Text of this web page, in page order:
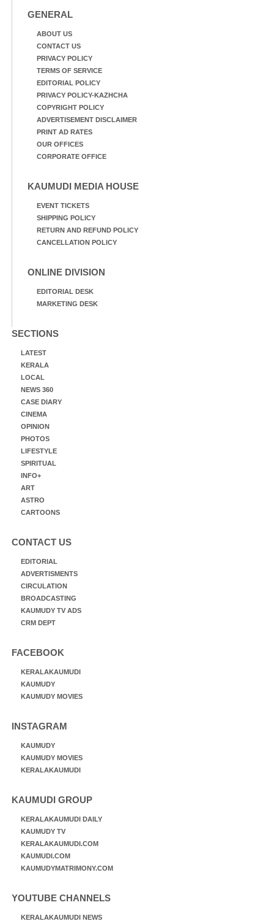
GENERAL
ABOUT US
CONTACT US
PRIVACY POLICY
TERMS OF SERVICE
EDITORIAL POLICY
PRIVACY POLICY-KAZHCHA
COPYRIGHT POLICY
ADVERTISEMENT DISCLAIMER
PRINT AD RATES
OUR OFFICES
CORPORATE OFFICE
KAUMUDI MEDIA HOUSE
EVENT TICKETS
SHIPPING POLICY
RETURN AND REFUND POLICY
CANCELLATION POLICY
ONLINE DIVISION
EDITORIAL DESK
MARKETING DESK
SECTIONS
LATEST
KERALA
LOCAL
NEWS 360
CASE DIARY
CINEMA
OPINION
PHOTOS
LIFESTYLE
SPIRITUAL
INFO+
ART
ASTRO
CARTOONS
CONTACT US
EDITORIAL
ADVERTISMENTS
CIRCULATION
BROADCASTING
KAUMUDY TV ADS
CRM DEPT
FACEBOOK
KERALAKAUMUDI
KAUMUDY
KAUMUDY MOVIES
INSTAGRAM
KAUMUDY
KAUMUDY MOVIES
KERALAKAUMUDI
KAUMUDI GROUP
KERALAKAUMUDI DAILY
KAUMUDY TV
KERALAKAUMUDI.COM
KAUMUDI.COM
KAUMUDYMATRIMONY.COM
YOUTUBE CHANNELS
KERALAKAUMUDI NEWS